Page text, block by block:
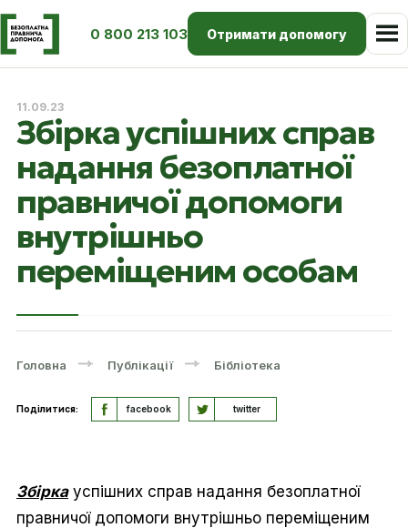
0 800 213 103 Отримати допомогу
11.09.23
Збірка успішних справ
надання безоплатної
правничої допомоги
внутрішньо
переміщеним особам
Головна Публікації Бібліотека
Поділитися: facebook twitter
Збіркауспішних справ надання безоплатної
правничої допомоги внутрішньо переміщеним